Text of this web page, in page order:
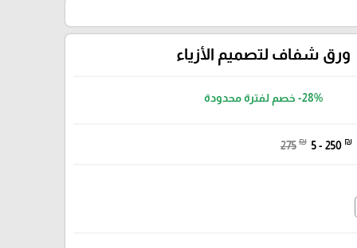
ورق شفاف لتصميم الأزياء
-28% خصم لفترة محدودة
275 ₪ 5 - 250 ₪